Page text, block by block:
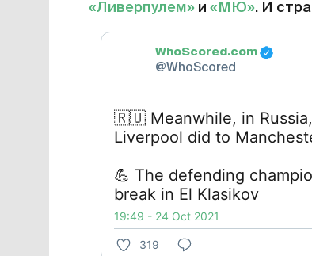
«Ливерпулем» и «МЮ». И
WhoScored.com
@WhoScored
🇷🇺 Meanwhile, in
Liverpool did to
💪 The defending
break in El Klasikov
19:49 - 24 Oct 2021
319